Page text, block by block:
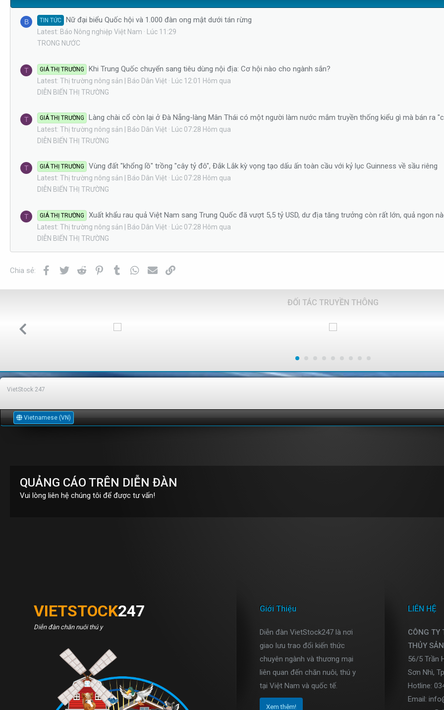
B TIN TỨC Nữ đại biểu Quốc hội và 1.000 đàn ong mật dưới tán rừng
Latest: Báo Nông nghiệp Việt Nam
Lúc 11:29
TRONG NƯỚC
T GIÁ THỊ TRƯỜNG Khi Trung Quốc chuyển sang tiêu dùng nội địa: Cơ hội nào cho ngành sắn?
Latest: Thị trường nông sản | Báo Dân Việt
Lúc 12:01 Hôm qua
DIỄN BIẾN THỊ TRƯỜNG
T GIÁ THỊ TRƯỜNG Làng chài cổ còn lại ở Đà Nẵng-làng Mân Thái có một người làm nước mắm truyền thống kiểu gì mà bán ra
Latest: Thị trường nông sản | Báo Dân Việt
Lúc 07:28 Hôm qua
DIỄN BIẾN THỊ TRƯỜNG
T GIÁ THỊ TRƯỜNG Vùng đất "khổng lồ" trồng "cây tỷ đô", Đắk Lắk kỳ vọng tạo dấu ấn toàn cầu với kỷ lục Guinness về sầu riêng
Latest: Thị trường nông sản | Báo Dân Việt
Lúc 07:28 Hôm qua
DIỄN BIẾN THỊ TRƯỜNG
T GIÁ THỊ TRƯỜNG Xuất khẩu rau quả Việt Nam sang Trung Quốc đã vượt 5,5 tỷ USD, dư địa tăng trưởng còn rất lớn, quả ngon
Latest: Thị trường nông sản | Báo Dân Việt
Lúc 07:28 Hôm qua
DIỄN BIẾN THỊ TRƯỜNG
Chia sẻ: Facebook
Twitter Reddit PinterestTumblr WhatsApp
Email
ĐỐI TÁC TRUYỀN THÔNG
VietStock 247
Vietnamese (VN)
QUẢNG CÁO TRÊN DIỄN ĐÀN
Vui lòng liên hệ chúng tôi để được tư vấn!
VIETSTOCK247
Diễn đàn chăn nuôi thú y
Giới Thiệu
Diễn đàn VietStock247 là nơi
giao lưu trao đổi kiến thức
chuyên ngành và thương mại
liên quan đến chăn nuôi, thú y
tại Việt Nam và quốc tế.
Xem thêm!
LIÊN HỆ
CÔNG TY
THỦY
56/5 Trần
Sơn Nhì,
Hotline:
Email: